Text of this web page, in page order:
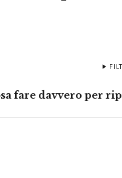
fare davvero per